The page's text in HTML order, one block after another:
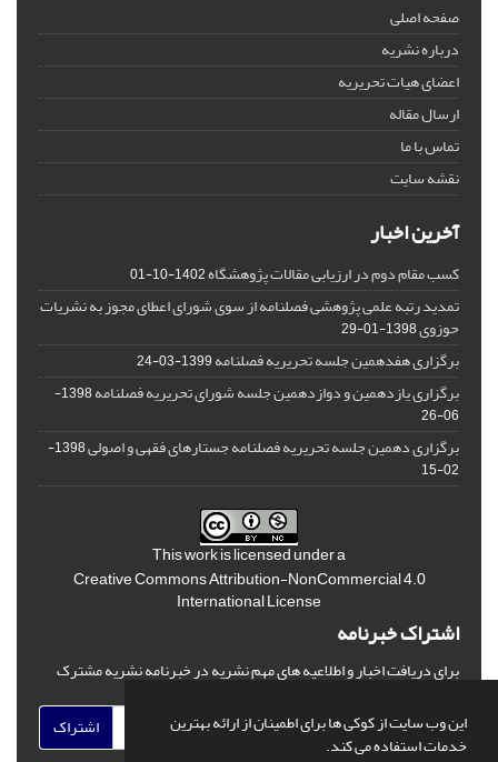
این وب سایت از کوکی ها برای اطمینان از ارائه بهترین
خدمات استفاده می کند.
صفحه اصلی
درباره نشریه
اعضای هیات تحریریه
ارسال مقاله
تماس با ما
نقشه سایت
آخرین اخبار
کسب مقام دوم در ارزیابی مقالات پژوهشگاه1402-10-01
تمدید رتبه علمی پژوهشی فصلنامه از سوی شورای اعطای مجوز به نشریات
حوزوی1398-01-29
برگزاری هفدهمین جلسه تحریریه فصلنامه1399-03-24
برگزاری یازدهمین و دوازدهمین جلسه شورای تحریریه فصلنامه
1398-
06-26
برگزاری دهمین جلسه تحریریه فصلنامه جستارهای فقهی و اصولی
1398-
02-15
This work is licensed under a
Creative Commons Attribution-NonCommercial 4.0
International License
اشتراک خبرنامه
برای دریافت اخبار و اطلاعیه های مهم نشریه در خبرنامه نشریه مشترک
اشتراک